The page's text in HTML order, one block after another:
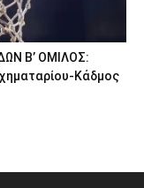
Β’ ΟΜΙΛΟΣ:
Κάδμος